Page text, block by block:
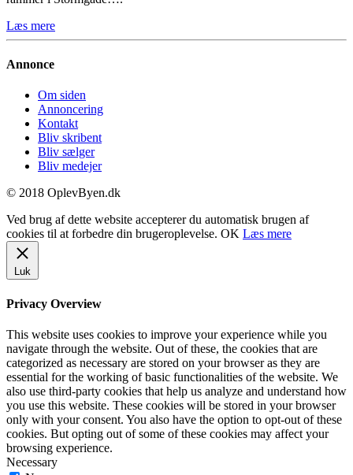
Læs mere
Annonce
Om siden
Annoncering
Kontakt
Bliv skribent
Bliv sælger
Bliv medejer
© 2018 OplevByen.dk
Ved brug af dette website accepterer du automatisk brugen af
cookies til at forbedre din brugeroplevelse. OK Læs mere
Luk
Privacy Overview
This website uses cookies to improve your experience while you
navigate through the website. Out of these, the cookies that are
categorized as necessary are stored on your browser as they are
essential for the working of basic functionalities of the website. We
also use third-party cookies that help us analyze and understand how
you use this website. These cookies will be stored in your browser
only with your consent. You also have the option to opt-out of these
cookies. But opting out of some of these cookies may affect your
browsing experience.
Necessary